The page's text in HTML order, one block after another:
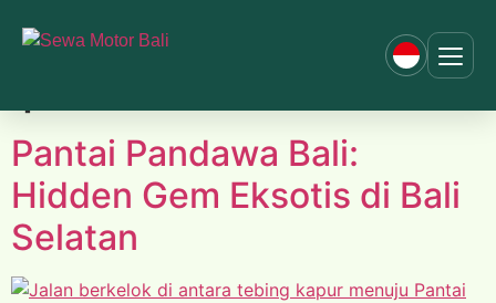
Tag:foto pantai
Pantai Pandawa Bali:
Hidden Gem Eksotis di Bali
Selatan